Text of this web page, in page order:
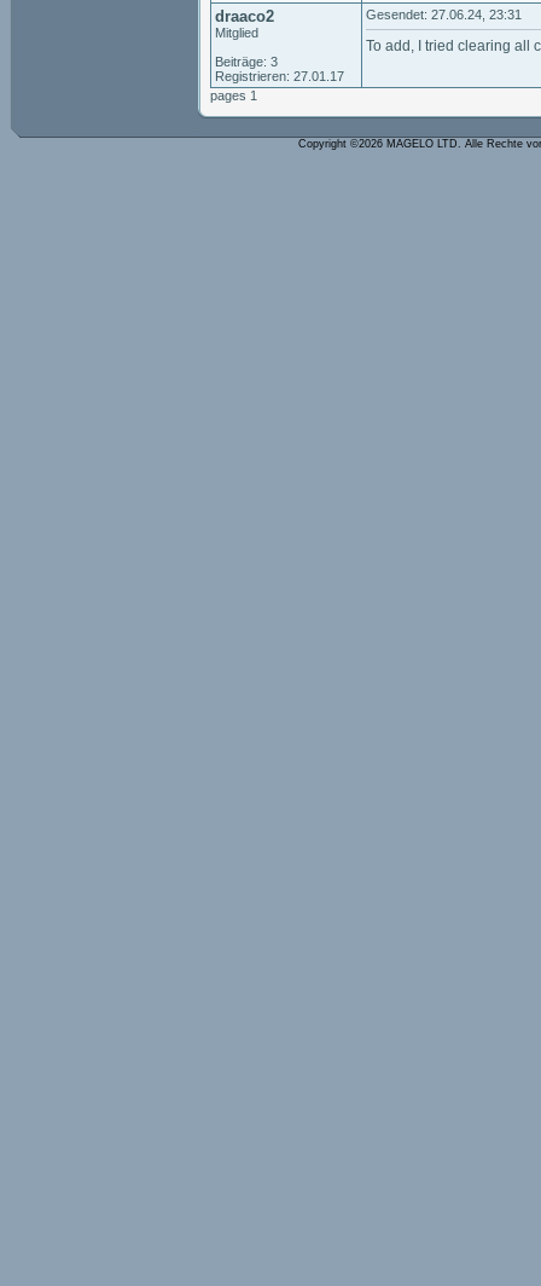
draaco2
Mitglied
Beiträge: 3
Registrieren: 27.01.17
Gesendet: 27.06.24, 23:31
To add, I tried clearing all
pages 1
Copyright ©2026 MAGELO LTD. Alle Rechte